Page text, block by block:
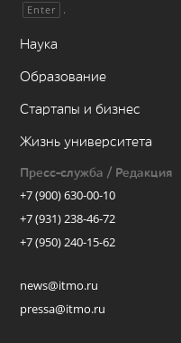
Enter .
Наука
Образование
Стартапы и бизнес
Жизнь университета
Пресс-служба / Редакция
+7 (900) 630-00-10
+7 (931) 238-46-72
+7 (950) 240-15-62
news@itmo.ru
pressa@itmo.ru